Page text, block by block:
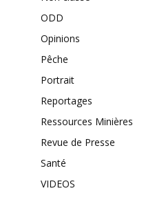
ODD
Opinions
Pêche
Portrait
Reportages
Ressources Minières
Revue de Presse
Santé
VIDEOS